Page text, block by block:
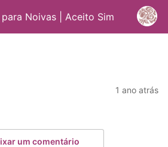
Noivas | Aceito Sim
1 ano atrás
um comentário